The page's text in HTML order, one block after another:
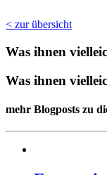
< zur übersicht
Was ihnen
Was ihnen
mehr Blogposts zu